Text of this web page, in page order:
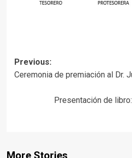
Post
navigation
Previous:
Ceremonia de premiación al Dr.
Presentación de
More Stories